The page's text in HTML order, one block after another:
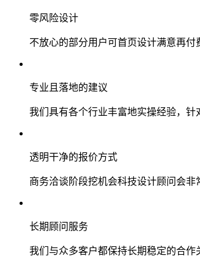
零风险设计
不放心的部分用户可首页设计满意再
专业且落地的建议
我们具有各个行业丰富地实操经验，
透明干净的报价方式
商务洽谈阶段挖机会科技设计顾问会
长期顾问服务
我们与众多客户都保持长期稳定的合